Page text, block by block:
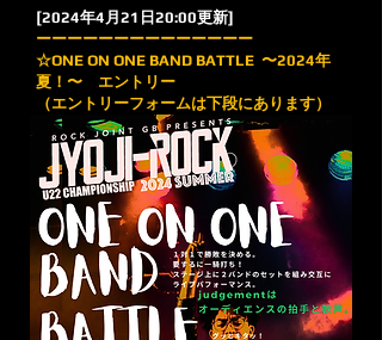
[2024年4月21日20:00更新]
ーーーーーーーーーーーーーー
☆ONE ON ONE BAND BATTLE 〜2024年
夏！〜 エントリー
（エントリーフォームは下段にあります）